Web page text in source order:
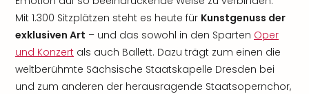
Mit 1.300 Sitzplätzen steht es heute für Kunstgenuss der
exklusiven Art – und das sowohl in den Sparten Oper
und Konzert als auch Ballett. Dazu trägt zum einen die
weltberühmte Sächsische Staatskapelle Dresden bei
und zum anderen der herausragende Staatsopernchor,